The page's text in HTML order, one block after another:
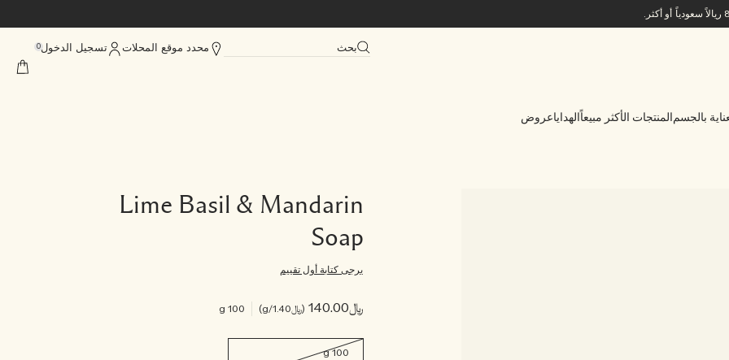
بحث محدد موقع المحلات تسجيل الدخول0
بالجسم المنتجات الأكثر مبيعاً الهداياعروض
Lime Basil & Mandarin
Soap
يرجى كتابة أول تقييم
﷼140.00 ﷼1.40 /g
100 g
100 g